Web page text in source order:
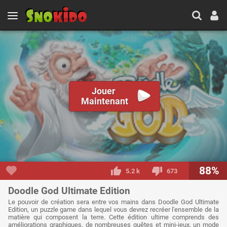
Jouer
Maintenant
5.2 k 673 88%
Doodle God Ultimate Edition
Le pouvoir de création sera entre vos mains dans Doodle God Ultimate
Edition, un puzzle game dans lequel vous devrez recréer l'ensemble de la
matière qui composent la terre. Cette édition ultime comprends des
améliorations graphiques, de nombreuses quêtes et mini-jeux, un mode